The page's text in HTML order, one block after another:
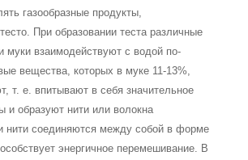
газообразные продукты,
При образовании теста различные
муки взаимодействуют с водой по-
вещества, которых в муке 11-13%,
т. е. впитывают в себя значительное
и образуют нити или волокна
нити соединяются между собой в форме
энергич­ное перемешивание. В